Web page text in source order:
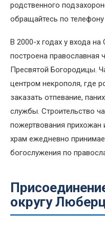
родственного
обращайтесь по телефону
В 2000-х годах у входа
построена православная
Пресвятой Богородицы.
центром некрополя, где
заказать отпевание,
службы. Строительство
пожертвования прихожан
храм ежедневно
богослужения по
округу